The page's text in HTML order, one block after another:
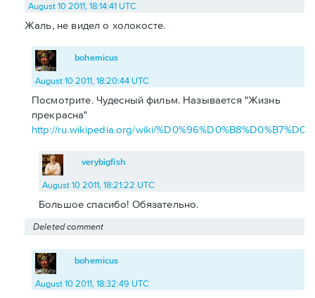
August 10 2011, 18:14:41 UTC
Жаль, не видел о холокосте.
bohemicus
August 10 2011, 18:20:44 UTC
Посмотрите. Чудесный фильм. Называется "Жизнь
прекрасна"
http://ru.wikipedia.org/wiki/
verybigfish
August 10 2011, 18:21:22 UTC
Большое спасибо! Обязательно.
Deleted comment
bohemicus
August 10 2011, 18:32:49 UTC